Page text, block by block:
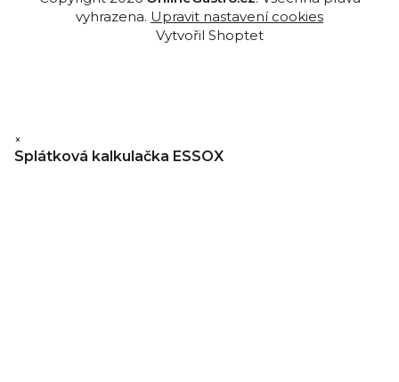
Vytvořil Shoptet
vyhrazena. Upravit nastavení cookies
×
Splátková kalkulačka ESSOX